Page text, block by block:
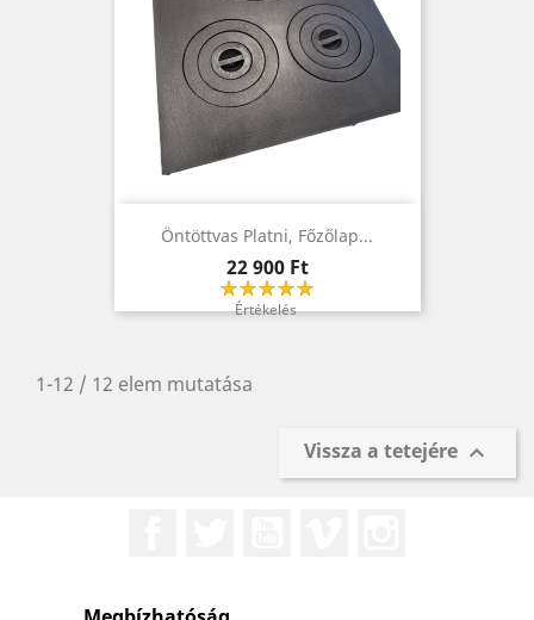
Öntöttvas Platni, Főzőlap...
Ár
22 900 Ft
Értékelés
1-12 / 12 elem mutatása
Vissza a tetejére 